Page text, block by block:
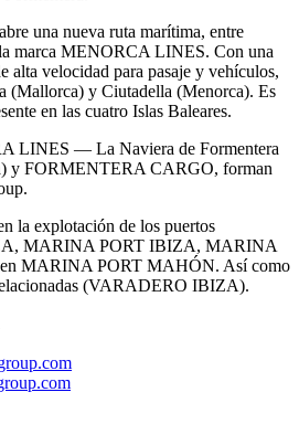
una nueva ruta marítima, entre
marca MENORCA LINES. Con una
alta velocidad para pasaje y vehículos,
(Mallorca) y Ciutadella (Menorca). Es
en las cuatro Islas Baleares.
LINES — La Naviera de Formentera
y FORMENTERA CARGO, forman
la explotación de los puertos
MARINA PORT IBIZA, MARINA
MARINA PORT MAHÓN. Así como
(VARADERO IBIZA).